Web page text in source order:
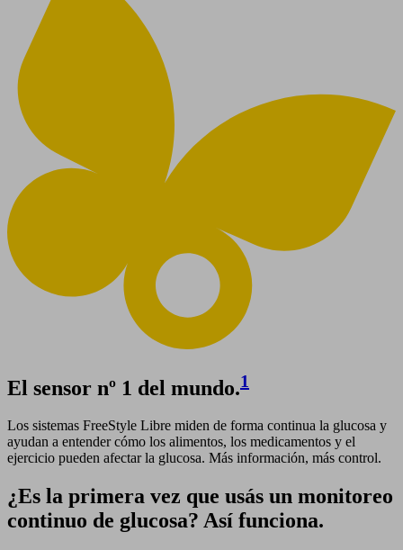
El sensor nº 1 del mundo.1
Los sistemas FreeStyle Libre miden de forma continua la glucosa y
ayudan a entender cómo los alimentos, los medicamentos y el
ejercicio pueden afectar la glucosa. Más información, más control.
¿Es la primera vez que usás un monitoreo
continuo de glucosa? Así funciona.